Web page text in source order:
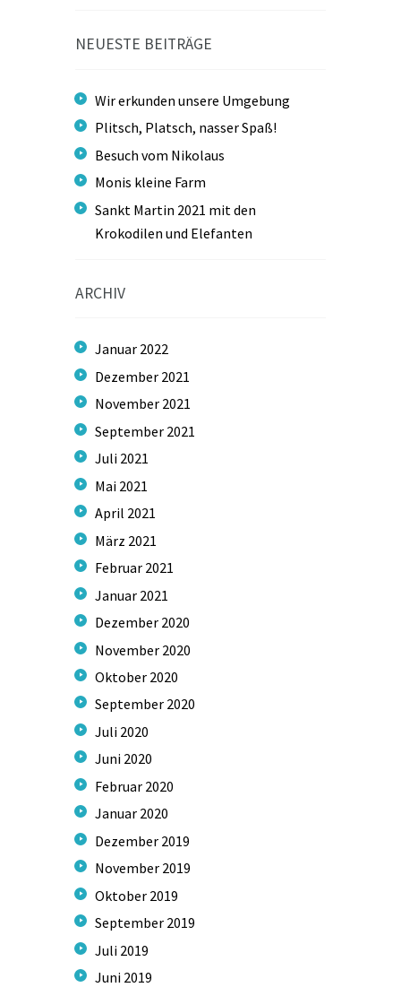
NEUESTE BEITRÄGE
Wir erkunden unsere Umgebung
Plitsch, Platsch, nasser Spaß!
Besuch vom Nikolaus
Monis kleine Farm
Sankt Martin 2021 mit den
Krokodilen und Elefanten
ARCHIV
Januar 2022
Dezember 2021
November 2021
September 2021
Juli 2021
Mai 2021
April 2021
März 2021
Februar 2021
Januar 2021
Dezember 2020
November 2020
Oktober 2020
September 2020
Juli 2020
Juni 2020
Februar 2020
Januar 2020
Dezember 2019
November 2019
Oktober 2019
September 2019
Juli 2019
Juni 2019